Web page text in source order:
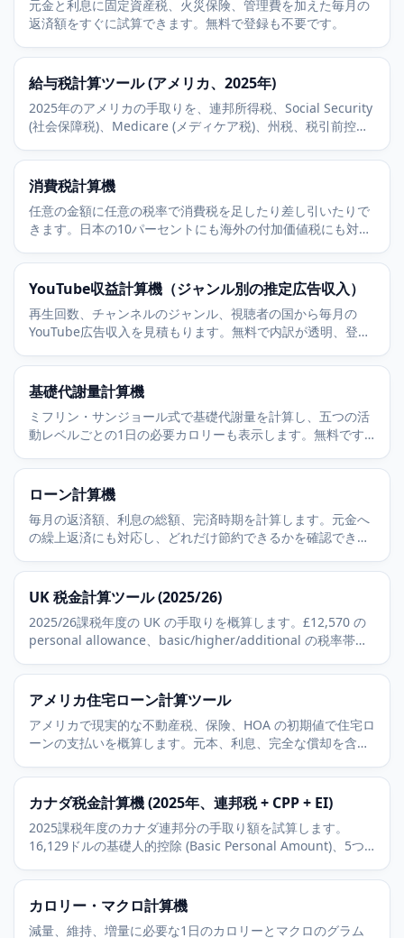
元金と利息に固定資産税、火災保険、管理費を加えた毎月の
返済額をすぐに試算できます。無料で登録も不要です。
給与税計算ツール (アメリカ、2025年)
2025年のアメリカの手取りを、連邦所得税、Social Security
(社会保障税)、Medicare (メディケア税)、州税、税引前控除
消費税計算機
任意の金額に任意の税率で消費税を足したり差し引いたりで
きます。日本の10パーセントにも海外の付加価値税にも対
YouTube収益計算機（ジャンル別の推定広告収入）
再生回数、チャンネルのジャンル、視聴者の国から毎月の
YouTube広告収入を見積もります。無料で内訳が透明、登録
基礎代謝量計算機
ミフリン・サンジョール式で基礎代謝量を計算し、五つの活
動レベルごとの1日の必要カロリーも表示します。無料です
ローン計算機
毎月の返済額、利息の総額、完済時期を計算します。元金へ
の繰上返済にも対応し、どれだけ節約できるかを確認できま
UK 税金計算ツール (2025/26)
2025/26課税年度の UK の手取りを概算します。£12,570 の
personal allowance、basic/higher/additional の税率帯、
す。
アメリカ住宅ローン計算ツール
アメリカで現実的な不動産税、保険、HOA の初期値で住宅ロ
ーンの支払いを概算します。元本、利息、完全な償却を含み
カナダ税金計算機 (2025年、連邦税 + CPP + EI)
2025課税年度のカナダ連邦分の手取り額を試算します。
16,129ドルの基礎人的控除 (Basic Personal Amount)、5つ
カロリー・マクロ計算機
減量、維持、増量に必要な1日のカロリーとマクロのグラム